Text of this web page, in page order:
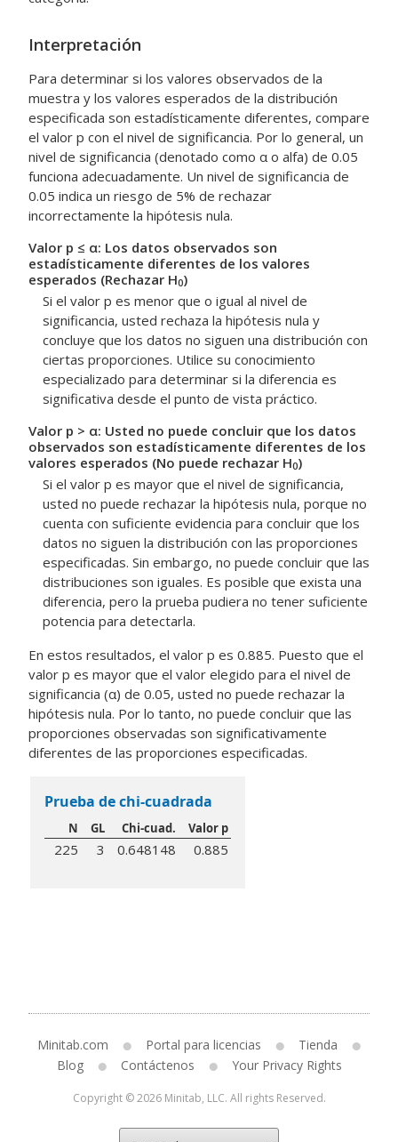
Interpretación
Para determinar si los valores observados de la
muestra y los valores esperados de la distribución
especificada son estadísticamente diferentes, compare
el valor p con el nivel de significancia. Por lo general, un
nivel de significancia (denotado como α o alfa) de 0.05
funciona adecuadamente. Un nivel de significancia de
0.05 indica un riesgo de 5% de rechazar
incorrectamente la hipótesis nula.
Valor p ≤ α: Los datos observados son
estadísticamente diferentes de los valores
esperados (Rechazar H0)
Si el valor p es menor que o igual al nivel de
significancia, usted rechaza la hipótesis nula y
concluye que los datos no siguen una distribución con
ciertas proporciones. Utilice su conocimiento
especializado para determinar si la diferencia es
significativa desde el punto de vista práctico.
Valor p > α: Usted no puede concluir que los datos
observados son estadísticamente diferentes de los
valores esperados (No puede rechazar H0)
Si el valor p es mayor que el nivel de significancia,
usted no puede rechazar la hipótesis nula, porque no
cuenta con suficiente evidencia para concluir que los
datos no siguen la distribución con las proporciones
especificadas. Sin embargo, no puede concluir que las
distribuciones son iguales. Es posible que exista una
diferencia, pero la prueba pudiera no tener suficiente
potencia para detectarla.
En estos resultados, el valor p es 0.885. Puesto que el
valor p es mayor que el valor elegido para el nivel de
significancia (α) de 0.05, usted no puede rechazar la
hipótesis nula. Por lo tanto, no puede concluir que las
proporciones observadas son significativamente
diferentes de las proporciones especificadas.
Prueba de chi-cuadrada
N GL Chi-cuad. Valor p
225 3 0.648148 0.885
Minitab.com Portal para licencias
Tienda
Blog
Contáctenos Your Privacy Rights
Copyright © 2026 Minitab, LLC. All rights Reserved.